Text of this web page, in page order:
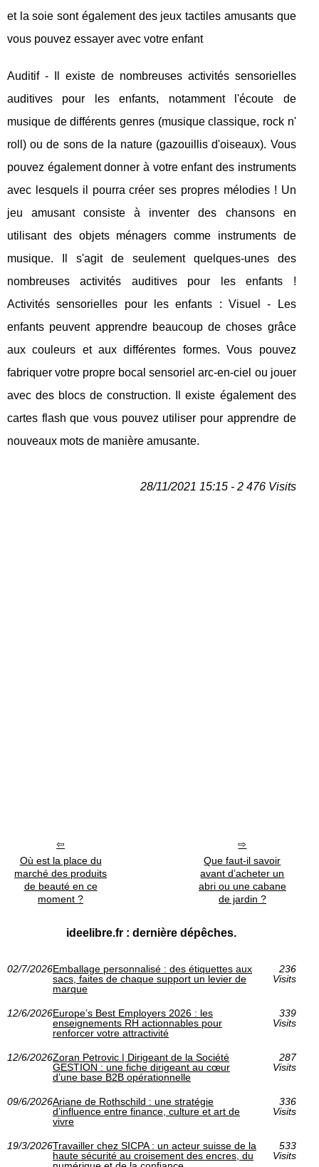
et la soie sont également des jeux tactiles amusants que
vous pouvez essayer avec votre enfant
Auditif - Il existe de nombreuses activités sensorielles
auditives pour les enfants, notamment l'écoute de
musique de différents genres (musique classique, rock n'
roll) ou de sons de la nature (gazouillis d'oiseaux). Vous
pouvez également donner à votre enfant des instruments
avec lesquels il pourra créer ses propres mélodies ! Un
jeu amusant consiste à inventer des chansons en
utilisant des objets ménagers comme instruments de
musique. Il s'agit de seulement quelques-unes des
nombreuses activités auditives pour les enfants !
Activités sensorielles pour les enfants : Visuel - Les
enfants peuvent apprendre beaucoup de choses grâce
aux couleurs et aux différentes formes. Vous pouvez
fabriquer votre propre bocal sensoriel arc-en-ciel ou jouer
avec des blocs de construction. Il existe également des
cartes flash que vous pouvez utiliser pour apprendre de
nouveaux mots de manière amusante.
28/11/2021 15:15 - 2 476 Visits
Où est la place du
marché des produits
de beauté en ce
moment ?
Que faut-il savoir
avant d’acheter un
abri ou une cabane
de jardin ?
ideelibre.fr : dernière dépêches.
02/7/2026Emballage personnalisé : des étiquettes aux
sacs, faites de chaque support un levier de
marque
236
Visits
12/6/2026Europe’s Best Employers 2026 : les
enseignements RH actionnables pour
renforcer votre attractivité
339
Visits
12/6/2026Zoran Petrovic | Dirigeant de la Société
GESTION : une fiche dirigeant au cœur
d’une base B2B opérationnelle
287
Visits
09/6/2026Ariane de Rothschild : une stratégie
d’influence entre finance, culture et art de
vivre
336
Visits
19/3/2026Travailler chez SICPA : un acteur suisse de la
haute sécurité au croisement des encres, du
533
Visits